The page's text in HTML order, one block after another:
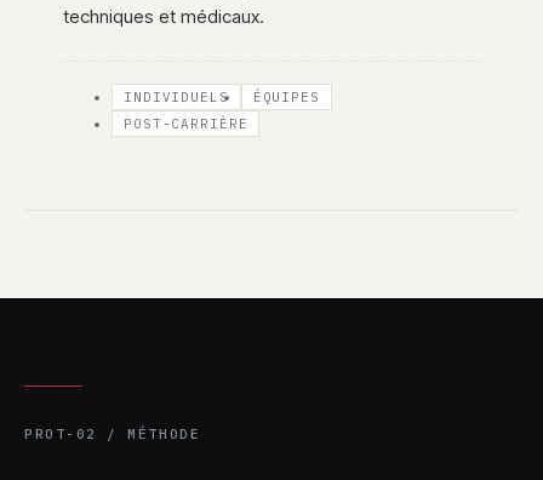
techniques et médicaux.
INDIVIDUELS
ÉQUIPES
POST-CARRIÈRE
PROT-02 / MÉTHODE